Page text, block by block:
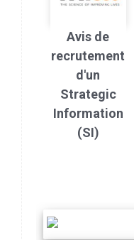
Avis de
recrutement
d'un
Strategic
Information
(SI)